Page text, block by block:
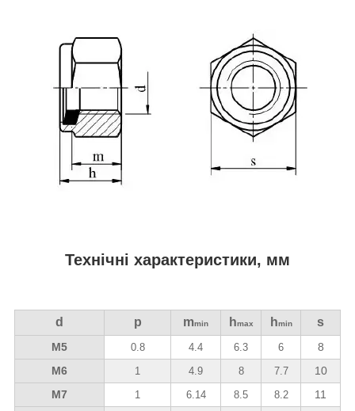
Технічні характеристики, мм
d p mmin hmax hmin s
М5 0.8 4.4 6.3 6
8
М6
1 4.9 8 7.7
10
М7
1 6.14 8.5 8.2
11